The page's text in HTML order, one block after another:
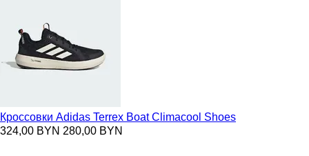
Кроссовки Adidas Terrex Boat Climacool Shoes
324,00 BYN 280,00 BYN